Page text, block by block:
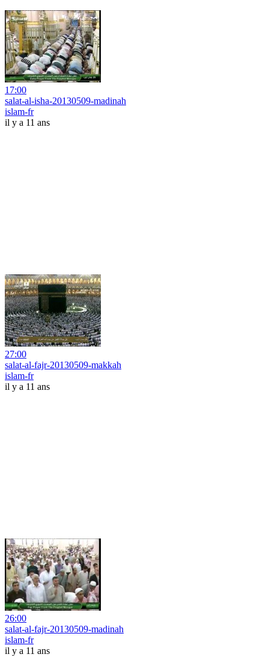
17:00
salat-al-isha-20130509-madinah
islam-fr
il y a 11 ans
27:00
salat-al-fajr-20130509-makkah
islam-fr
il y a 11 ans
26:00
salat-al-fajr-20130509-madinah
islam-fr
il y a 11 ans